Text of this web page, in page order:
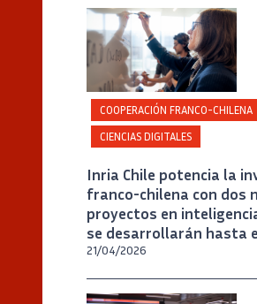
Crédito
Inria / Photo B. Fourrier
COOPERACIÓN FRANCO-CHILENA
CIENCIAS DIGITALES
Inria Chile potencia la
franco-chilena con dos
proyectos en
se desarrollarán hasta
21/04/2026